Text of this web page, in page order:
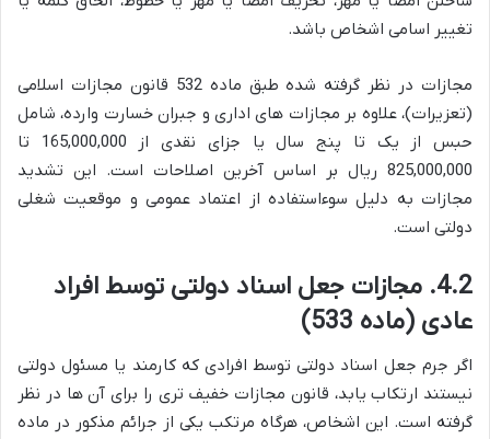
تغییر اسامی اشخاص باشد.
مجازات در نظر گرفته شده طبق ماده 532 قانون مجازات اسلامی
(تعزیرات)، علاوه بر مجازات های اداری و جبران خسارت وارده، شامل
حبس از یک تا پنج سال یا جزای نقدی از 165,000,000 تا
825,000,000 ریال بر اساس آخرین اصلاحات است. این تشدید
مجازات به دلیل سوءاستفاده از اعتماد عمومی و موقعیت شغلی
دولتی است.
4.2. مجازات جعل اسناد دولتی توسط افراد
عادی (ماده 533)
اگر جرم جعل اسناد دولتی توسط افرادی که کارمند یا مسئول دولتی
نیستند ارتکاب یابد، قانون مجازات خفیف تری را برای آن ها در نظر
گرفته است. این اشخاص، هرگاه مرتکب یکی از جرائم مذکور در ماده